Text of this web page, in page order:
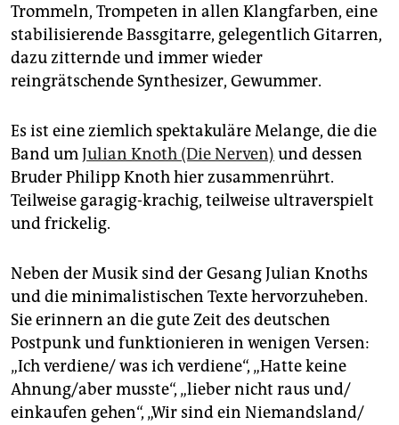
Trommeln, Trompeten in allen Klangfarben, eine
stabilisierende Bassgitarre, gelegentlich Gitarren,
dazu zitternde und immer wieder
reingrätschende Synthesizer, Gewummer.
Es ist eine ziemlich spektakuläre Melange, die die
Band umJulian Knoth (Die Nerven) und dessen
Bruder Philipp Knoth hier zusammenrührt.
Teilweise garagig-krachig, teilweise ultraverspielt
und frickelig.
Neben der Musik sind der Gesang Julian Knoths
und die minimalistischen Texte hervorzuheben.
Sie erinnern an die gute Zeit des deutschen
Postpunk und funktionieren in wenigen Versen:
„Ich verdiene/ was ich verdiene“, „Hatte keine
Ahnung/aber musste“, „lieber nicht raus und/
einkaufen gehen“, „Wir sind ein Niemandsland/